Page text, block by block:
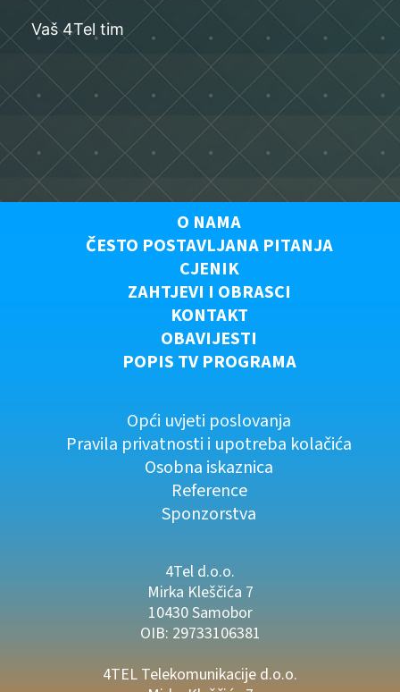
Vaš 4Tel tim
O NAMA
ČESTO POSTAVLJANA PITANJA
CJENIK
ZAHTJEVI I OBRASCI
KONTAKT
OBAVIJESTI
POPIS TV PROGRAMA
Opći uvjeti poslovanja
Pravila privatnosti i upotreba kolačića
Osobna iskaznica
Reference
Sponzorstva
4Tel d.o.o.
Mirka Kleščića 7
10430 Samobor
OIB: 29733106381
4TEL Telekomunikacije d.o.o.